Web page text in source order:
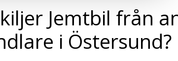
Jemtbil från
i Östersund?